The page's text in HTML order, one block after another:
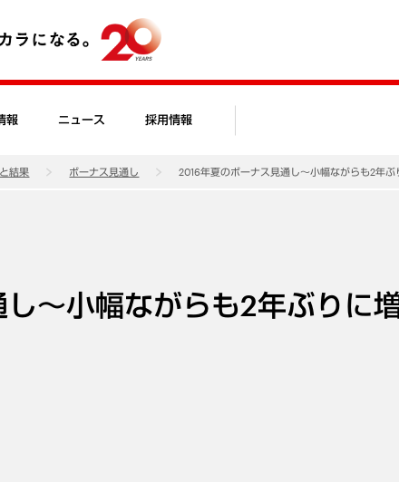
報 ニュース 採用情報
結果 ボーナス見通し 2016年夏のボーナス見通し～小幅ながらも2年ぶ
～小幅ながらも2年ぶりに